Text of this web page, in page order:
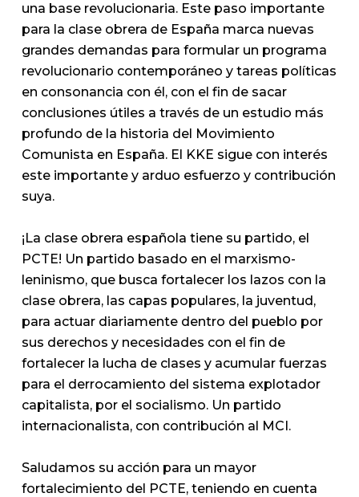
una base revolucionaria. Este paso importante
para la clase obrera de España marca nuevas
grandes demandas para formular un programa
revolucionario contemporáneo y tareas políticas
en consonancia con él, con el fin de sacar
conclusiones útiles a través de un estudio más
profundo de la historia del Movimiento
Comunista en España. El KKE sigue con interés
este importante y arduo esfuerzo y contribución
suya.
¡La clase obrera española tiene su partido, el
PCTE! Un partido basado en el marxismo-
leninismo, que busca fortalecer los lazos con la
clase obrera, las capas populares, la juventud,
para actuar diariamente dentro del pueblo por
sus derechos y necesidades con el fin de
fortalecer la lucha de clases y acumular fuerzas
para el derrocamiento del sistema explotador
capitalista, por el socialismo. Un partido
internacionalista, con contribución al MCI.
Saludamos su acción para un mayor
fortalecimiento del PCTE, teniendo en cuenta